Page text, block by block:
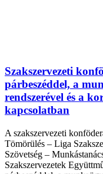
Szakszervezeti
párbeszéddel, a
rendszerével és a
kapcsolatban
A szakszervezeti
Tömörülés – Liga
Szövetség –
Szakszervezetek